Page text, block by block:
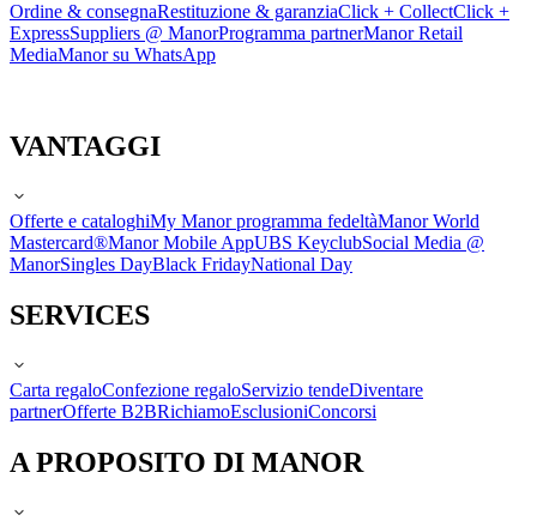
Ordine & consegnaRestituzione & garanziaClick + CollectClick +
ExpressSuppliers @ ManorProgramma partnerManor Retail
MediaManor su WhatsApp
VANTAGGI
Offerte e cataloghiMy Manor programma fedeltàManor World
Mastercard®Manor Mobile AppUBS KeyclubSocial Media @
ManorSingles DayBlack FridayNational Day
SERVICES
Carta regaloConfezione regaloServizio tendeDiventare
partnerOfferte B2BRichiamoEsclusioniConcorsi
A PROPOSITO DI MANOR